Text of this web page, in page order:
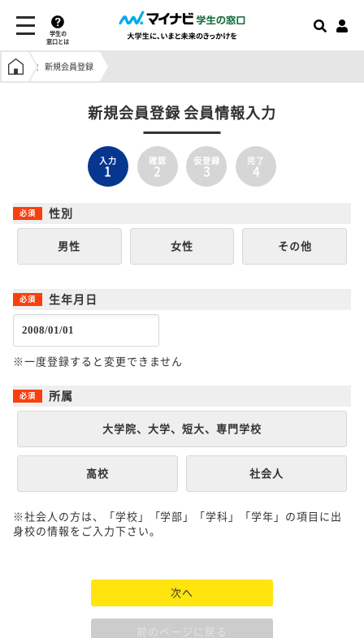
学生の
窓口とは
学生の窓口トップ
新規会員登録
新規会員登録 会員情報入力
入力
1
確認
2
仮登録
3
完了
4
性別
男性 女性 その他
生年月日
※一度登録すると変更できません
所属
大学院、大学、短大、専門学校
高校 社会人
※社会人の方は、「学校」「学部」「学科」「学年」の項目に出
身校の情報をご入力下さい。
次へ
前のページに戻る